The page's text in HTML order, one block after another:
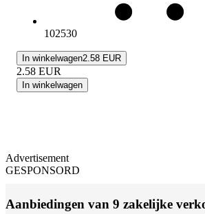
102530
In winkelwagen2.58 EUR
2.58 EUR
In winkelwagen
Advertisement
GESPONSORD
Aanbiedingen van 9 zakelijke